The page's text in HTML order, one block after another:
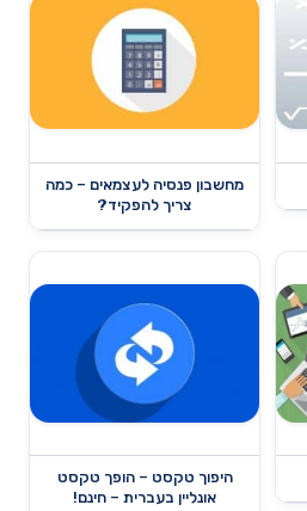
מחשבון פנסיה לעצמאים – כמה
צריך להפקיד?
היפוך טקסט – הופך טקסט
אונליין בעברית – חינם!